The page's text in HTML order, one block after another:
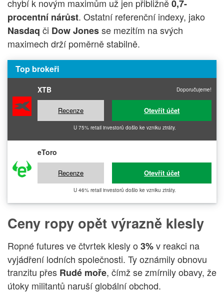
chybí k novým maximům už jen přibližně0,7-
procentní nárůst. Ostatní referenční indexy, jako
Nasdaq či Dow Jonesse mezitím na svých
maximech drží poměrně stabilně.
Top brokeři
XTB Doporučujeme!
Recenze Otevřít účet
U 75% retail investorů došlo ke vzniku ztráty.
eToro
Recenze Otevřít účet
U 46% retail investorů došlo ke vzniku ztráty.
Ceny ropy opět výrazně klesly
Ropné futures ve čtvrtek klesly o 3%v reakci na
vyjádření lodních společnosti. Ty oznámily obnovu
tranzitu přes Rudé moře, čímž se zmírnily obavy, že
útoky militantů naruší globální obchod.